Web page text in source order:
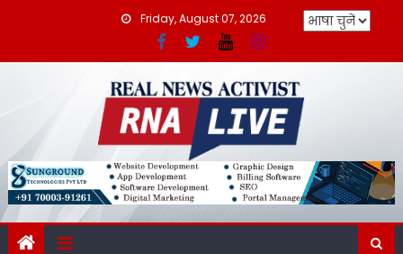
Friday, August 07, 2026